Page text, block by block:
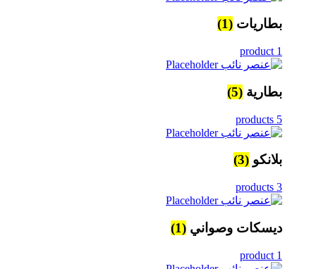
بطاريات (1)
1 product
بطارية (5)
5 products
بلانكو (3)
3 products
ديسكات وصواني (1)
1 product